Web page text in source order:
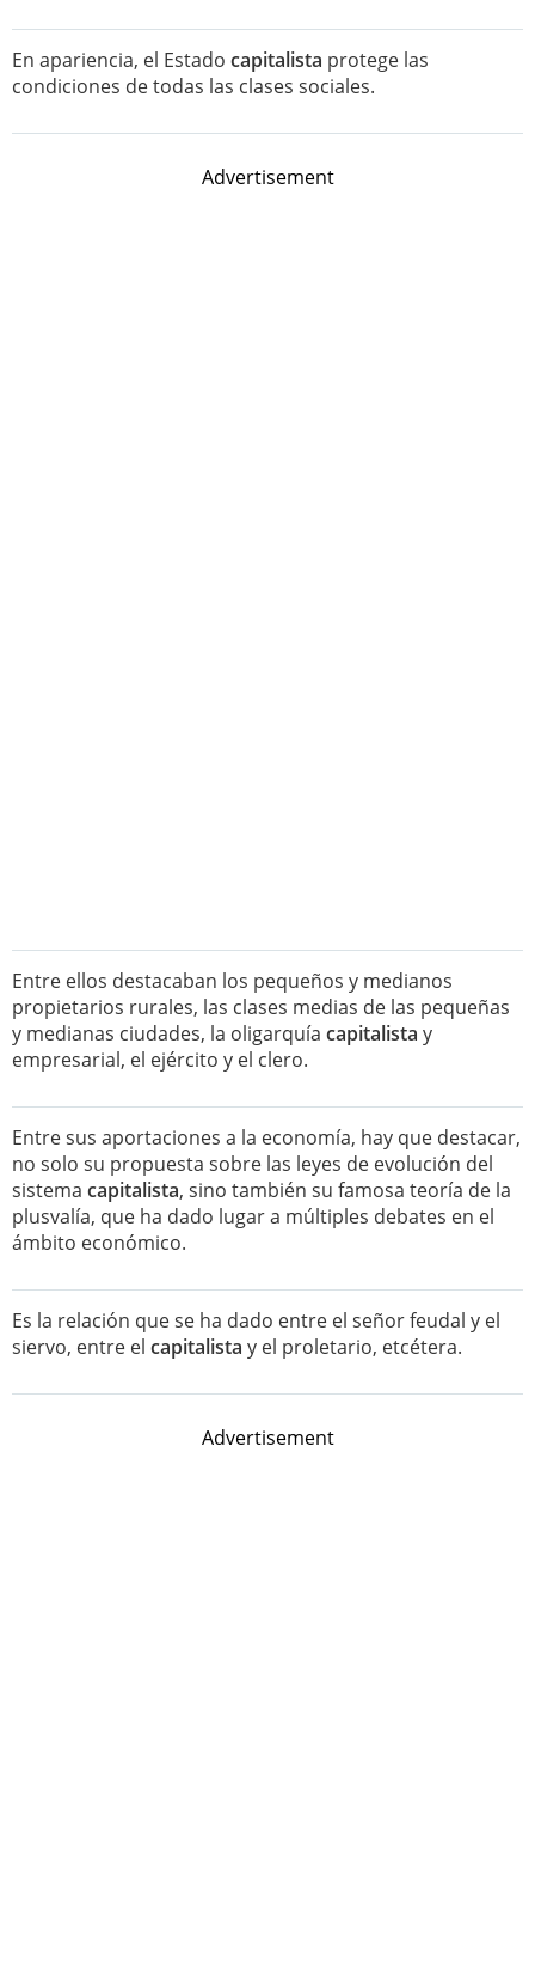
En apariencia, el Estado capitalista protege las
condiciones de todas las clases sociales.
Advertisement
Entre ellos destacaban los pequeños y medianos
propietarios rurales, las clases medias de las pequeñas
y medianas ciudades, la oligarquía capitalista y
empresarial, el ejército y el clero.
Entre sus aportaciones a la economía, hay que destacar,
no solo su propuesta sobre las leyes de evolución del
sistema capitalista, sino también su famosa teoría de la
plusvalía, que ha dado lugar a múltiples debates en el
ámbito económico.
Es la relación que se ha dado entre el señor feudal y el
siervo, entre el capitalista y el proletario, etcétera.
Advertisement